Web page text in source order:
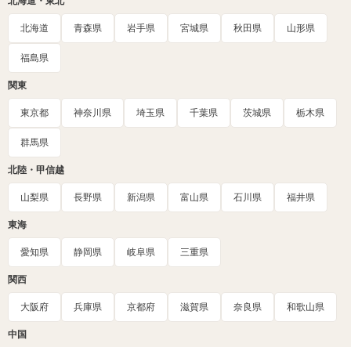
北海道 青森県 岩手県 宮城県 秋田県 山形県
福島県
関東
東京都 神奈川県 埼玉県 千葉県 茨城県 栃木県
群馬県
北陸・甲信越
山梨県 長野県 新潟県 富山県 石川県 福井県
東海
愛知県 静岡県 岐阜県 三重県
関西
大阪府 兵庫県 京都府 滋賀県 奈良県 和歌山県
中国